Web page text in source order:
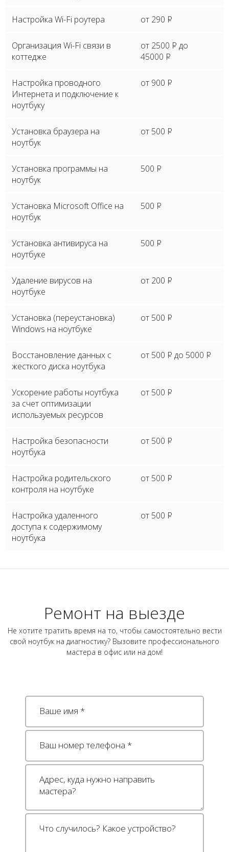
Настройка Wi-Fi роутера от 290 P
Организация Wi-Fi связи в
коттедже
от 2500 P до
45000 P
Настройка проводного
Интернета и подключение к
ноутбуку
от 900 P
Установка браузера на
ноутбук
от 500 P
Установка программы на
ноутбук
500 P
Установка Microsoft Office на
ноутбук
500 P
Установка антивируса на
ноутбуке
500 P
Удаление вирусов на
ноутбуке
от 200 P
Установка (переустановка)
Windows на ноутбуке
от 500 P
Восстановление данных с
жесткого диска ноутбука
от 500 P до 5000 P
Ускорение работы ноутбука
за счет оптимизации
используемых ресурсов
от 500 P
Настройка безопасности
ноутбука
от 500 P
Настройка родительского
контроля на ноутбуке
от 500 P
Настройка удаленного
доступа к содержимому
ноутбука
от 500 P
Ремонт на выезде
Не хотите тратить время на то, чтобы самостоятельно вести
свой ноутбук на диагностику? Вызовите профессионального
мастера в офис или на дом!